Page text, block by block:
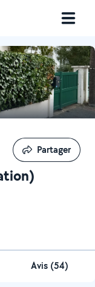
Partager
Partager
Avis (54)